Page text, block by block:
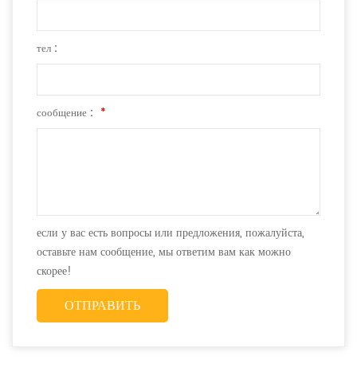
тел :
сообщение : *
если у вас есть вопросы или предложения, пожалуйста,
оставьте нам сообщение, мы ответим вам как можно
скорее!